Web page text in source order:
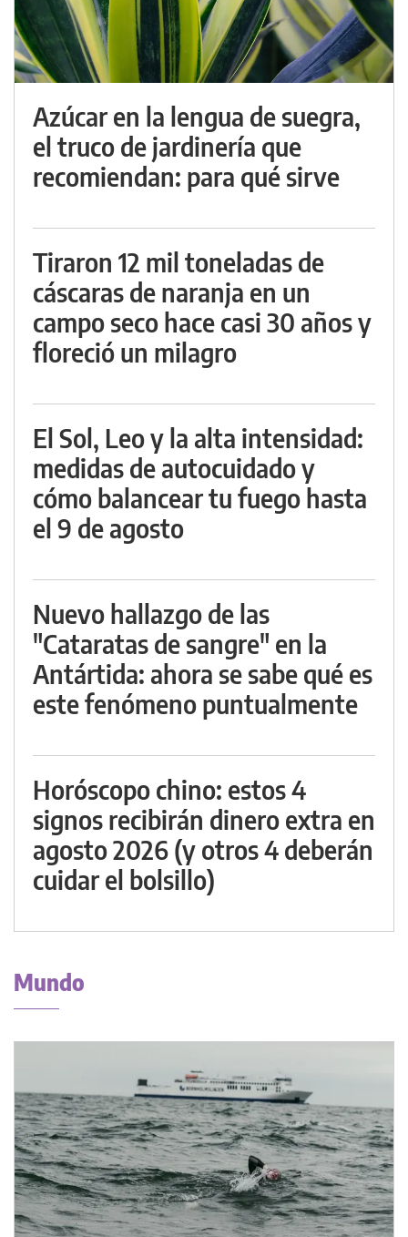
Azúcar en la lengua de suegra,
el truco de jardinería que
recomiendan: para qué sirve
Tiraron 12 mil toneladas de
cáscaras de naranja en un
campo seco hace casi 30 años y
floreció un milagro
El Sol, Leo y la alta intensidad:
medidas de autocuidado y
cómo balancear tu fuego hasta
el 9 de agosto
Nuevo hallazgo de las
"Cataratas de sangre" en la
Antártida: ahora se sabe qué es
este fenómeno puntualmente
Horóscopo chino: estos 4
signos recibirán dinero extra en
agosto 2026 (y otros 4 deberán
cuidar el bolsillo)
Mundo